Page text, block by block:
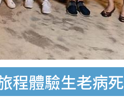
程體驗生老病死